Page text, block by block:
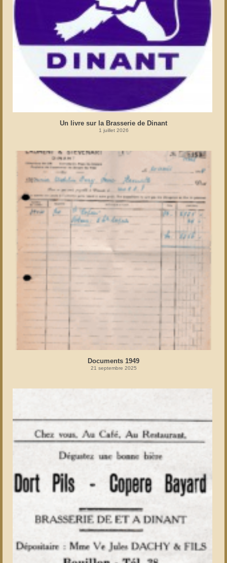
Un livre sur la Brasserie de Dinant
1 juillet 2026
Documents 1949
21 septembre 2025